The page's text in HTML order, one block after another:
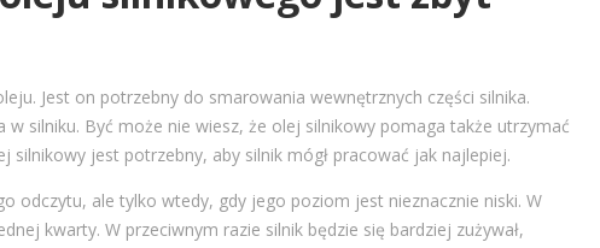
Jest on potrzebny do smarowania wewnętrznych części silnika.
silniku. Być może nie wiesz, że olej silnikowy pomaga także utrzymać
jest potrzebny, aby silnik mógł pracować jak najlepiej.
odczytu, ale tylko wtedy, gdy jego poziom jest nieznacznie niski. W
kwarty. W przeciwnym razie silnik będzie się bardziej zużywał,